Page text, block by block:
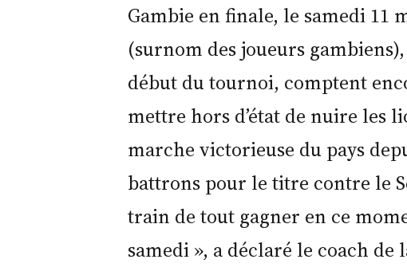
Gambie en finale, le samedi 11
(surnom des joueurs
début du tournoi, comptent
mettre hors d’état de nuire les
marche victorieuse du pays
battrons pour le titre contre le
train de tout gagner en ce
samedi », a déclaré le coach